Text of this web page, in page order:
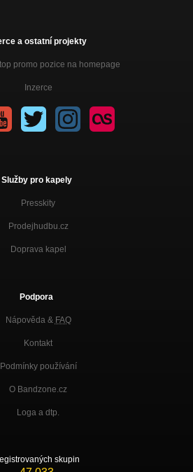
a ostatní projekty
promo pozice na homepage
Inzerce
Služby pro kapely
Presskity
Prodejhudbu.cz
Doprava kapel
Podpora
Nápověda & FAQ
Kontakt
Podmínky používání
O Bandzone.cz
Loga a dtp.
skupin